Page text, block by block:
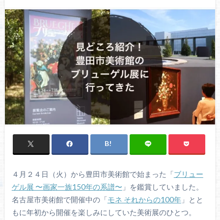
４月２４日（火）から豊田市美術館で始まった「ブリュー
ゲル展 〜画家一族150年の系譜〜 」を鑑賞していました。
名古屋市美術館で開催中の「モネ それからの100年」とと
もに年初から開催を楽しみにしていた美術展のひとつ。